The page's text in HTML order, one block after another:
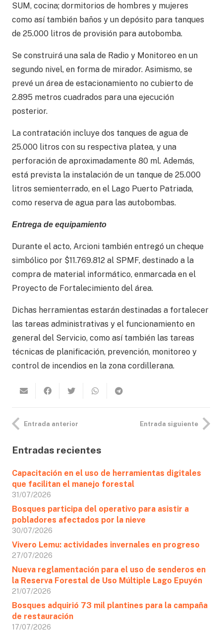
SUM, cocina; dormitorios de hombres y mujeres
como así también baños y un depósito para tanques
de 25.000 litros de provisión para autobomba.
Se construirá una sala de Radio y Monitoreo en un
segundo nivel, en forma de mirador. Asimismo, se
prevé un área de estacionamiento no cubierto de
2.895 metros cuadrados para una ejecución
posterior.
La contratación incluye dos tanques de agua de
25.000 litros con su respectiva platea, y una
perforación de aproximadamente 80 ml. Además,
está prevista la instalación de un tanque de 25.000
litros semienterrado, en el Lago Puerto Patriada,
como reserva de agua para las autobombas.
Entrega de equipamiento
Durante el acto, Arcioni también entregó un cheque
simbólico por $11.769.812 al SPMF, destinado a la
compra de material informático, enmarcada en el
Proyecto de Fortalecimiento del área.
Dichas herramientas estarán destinadas a fortalecer
las tareas administrativas y el funcionamiento en
general del Servicio, como así también las tareas
técnicas de planificación, prevención, monitoreo y
control de incendios en la zona cordillerana.
Entrada anterior Entrada siguiente
Entradas recientes
Capacitación en el uso de herramientas digitales
que facilitan el manejo forestal
31/07/2026
Bosques participa del operativo para asistir a
pobladores afectados por la nieve
30/07/2026
Vivero Lemu: actividades invernales en progreso
27/07/2026
Nueva reglamentación para el uso de senderos en
la Reserva Forestal de Uso Múltiple Lago Epuyén
21/07/2026
Bosques adquirió 73 mil plantines para la campaña
de restauración
17/07/2026